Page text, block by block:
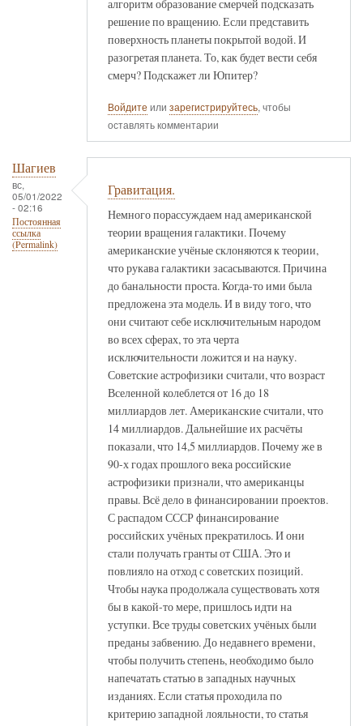
алгоритм образование смерчей подсказать
решение по вращению. Если представить
поверхность планеты покрытой водой. И
разогретая планета. То, как будет вести себя
смерч? Подскажет ли Юпитер?
Войдите или зарегистрируйтесь, чтобы
оставлять комментарии
Шагиев
вс,
05/01/2022
- 02:16
Постоянная
ссылка
(Permalink)
Гравитация.
Немного порассуждаем над американской
теории вращения галактики. Почему
американские учёные склоняются к теории,
что рукава галактики засасываются. Причина
до банальности проста. Когда-то ими была
предложена эта модель. И в виду того, что
они считают себе исключительным народом
во всех сферах, то эта черта
исключительности ложится и на науку.
Советские астрофизики считали, что возраст
Вселенной колеблется от 16 до 18
миллиардов лет. Американские считали, что
14 миллиардов. Дальнейшие их расчёты
показали, что 14,5 миллиардов. Почему же в
90-х годах прошлого века российские
астрофизики признали, что американцы
правы. Всё дело в финансировании проектов.
С распадом СССР финансирование
российских учёных прекратилось. И они
стали получать гранты от США. Это и
повлияло на отход с советских позиций.
Чтобы наука продолжала существовать хотя
бы в какой-то мере, пришлось идти на
уступки. Все труды советских учёных были
преданы забвению. До недавнего времени,
чтобы получить степень, необходимо было
напечатать статью в западных научных
изданиях. Если статья проходила по
критерию западной лояльности, то статья